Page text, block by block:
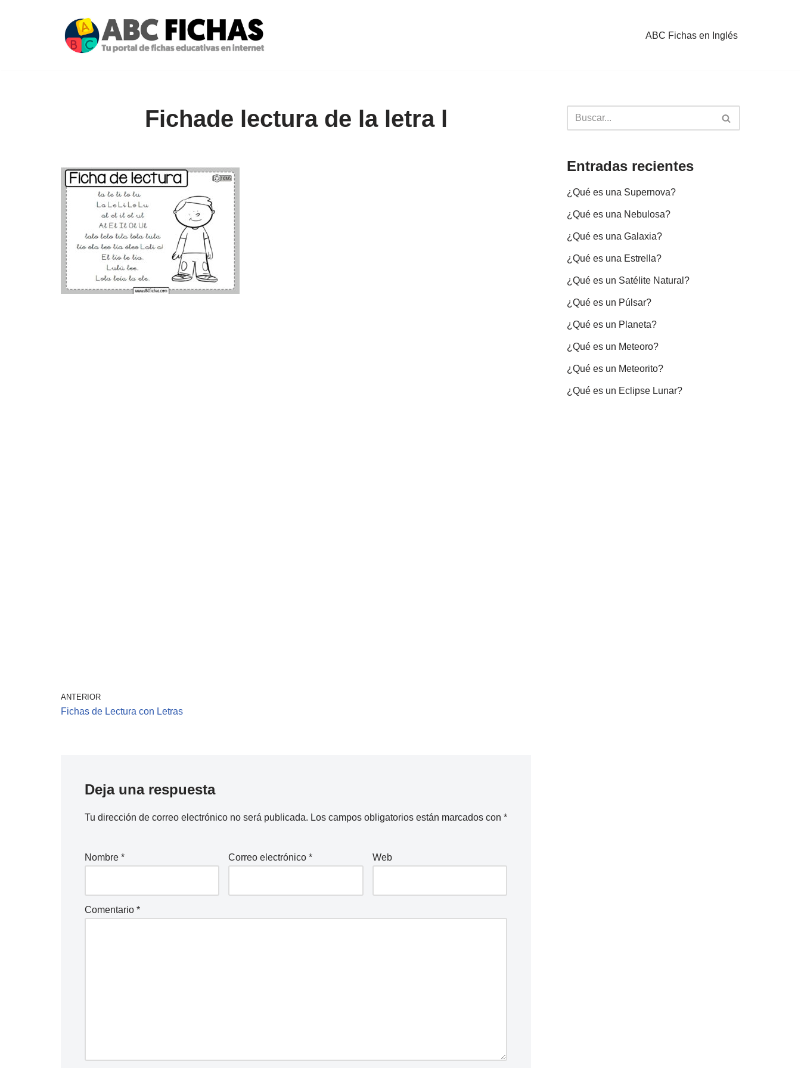
ABC Fichas en Inglés
Fichade lectura de la letra l
ANTERIOR
Fichas de Lectura con Letras
Deja una respuesta
Tu dirección de correo electrónico no será publicada. Los campos obligatorios están marcados con *
Nombre * Correo electrónico* Web
Comentario *
Entradas recientes
¿Qué es una Supernova?
¿Qué es una Nebulosa?
¿Qué es una Galaxia?
¿Qué es una Estrella?
¿Qué es un Satélite Natural?
¿Qué es un Púlsar?
¿Qué es un Planeta?
¿Qué es un Meteoro?
¿Qué es un Meteorito?
¿Qué es un Eclipse Lunar?